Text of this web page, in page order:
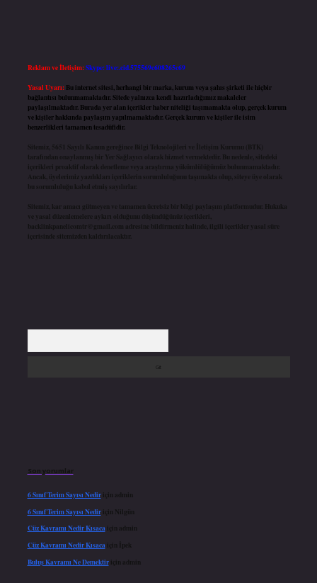
Reklam ve İletişim:Skype: live:.cid.575569c608265c69
Yasal Uyarı: Bu internet sitesi, herhangi bir marka, kurum veya şahıs şirketi ile hiçbir
bağlantısı bulunmamaktadır. Sitede yalnızca kendi hazırladığımız makaleler
paylaşılmaktadır. Burada yer alan içerikler haber niteliği taşımamakta olup, gerçek kurum
ve kişiler hakkında paylaşım yapılmamaktadır. Gerçek kurum ve kişiler ile isim
benzerlikleri tamamen tesadüfidir.
Sitemiz, 5651 Sayılı Kanun gereğince Bilgi Teknolojileri ve İletişim Kurumu (BTK)
tarafından onaylanmış bir Yer Sağlayıcı olarak hizmet vermektedir. Bu nedenle, sitedeki
içerikleri proaktif olarak denetleme veya araştırma yükümlülüğümüz bulunmamaktadır.
Ancak, üyelerimiz yazdıkları içeriklerin sorumluluğunu taşımakta olup, siteye üye olarak
bu sorumluluğu kabul etmiş sayılırlar.
Sitemiz, kar amacı gütmeyen ve tamamen ücretsiz bir bilgi paylaşım platformudur. Hukuka
ve yasal düzenlemelere aykırı olduğunu düşündüğünüz içerikleri,
backlinkpanelicomtr@gmail.com adresine bildirmeniz halinde, ilgili içerikler yasal süre
içerisinde sitemizden kaldırılacaktır.
Son yorumlar
6 Sınıf Terim Sayısı Nediriçin admin
6 Sınıf Terim Sayısı Nediriçin Nilgün
Cüz Kavramı Nedir Kısacaiçin admin
Cüz Kavramı Nedir Kısacaiçin
İpek
Buluş Kavramı Ne Demektiriçin admin